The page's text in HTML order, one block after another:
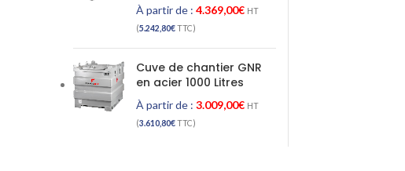
À partir de : 4.369,00€ HT
(5.242,80€TTC)
Cuve de chantier GNR
en acier 1000 Litres
À partir de : 3.009,00€ HT
(3.610,80€TTC)